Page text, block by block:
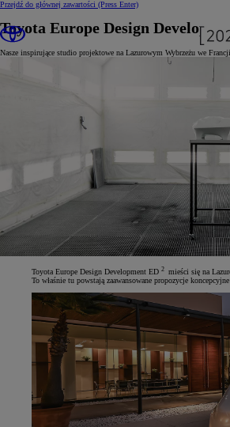
Przejdź do głównej zawartości (Press Enter)
Toyota Europe Design
Nasze inspirujące studio projektowe na Lazurowym Wybrzeżu we Francji
Toyota Europe Design Development ED 2 mieści się na
To właśnie tu powstają zaawansowane propozycje